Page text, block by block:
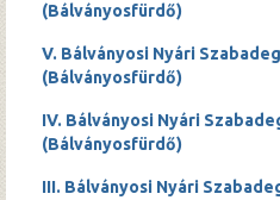
(Bálványosfürdő)
V. Bálványosi Nyári
(Bálványosfürdő)
IV. Bálványosi Nyári
(Bálványosfürdő)
III. Bálványosi Nyári